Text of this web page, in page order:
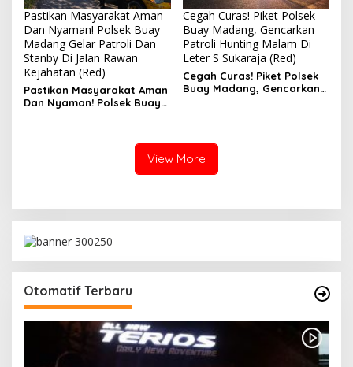
Pastikan Masyarakat Aman
Dan Nyaman! Polsek Buay
Madang Gelar Patroli Dan
Stanby Di Jalan Rawan
Kejahatan (Red)
Pastikan Masyarakat Aman
Dan Nyaman! Polsek Buay
Cegah Curas! Piket Polsek
Buay Madang, Gencarkan
Patroli Hunting Malam Di
Leter S Sukaraja (Red)
Cegah Curas! Piket Polsek
Buay Madang, Gencarkan
View More
Otomatif Terbaru